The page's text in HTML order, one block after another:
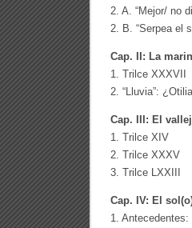
2. A. “Mejor/ no
2. B. “Serpea el
Cap. II: La
1. Trilce XXXVII
2. “Lluvia”:
Cap. III: El
1. Trilce XIV
2. Trilce XXXV
3. Trilce LXXIII
Cap. IV: El
1. Antecedentes: